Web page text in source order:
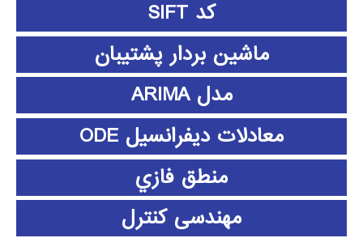
کد SIFT
ماشین بردار پشتیبان
مدل ARIMA
معادلات دیفرانسیل ODE
منطق فازي
مهندسی کنترل